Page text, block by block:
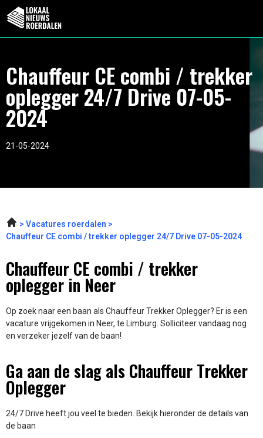
Chauffeur CE combi / trekker
oplegger 24/7 Drive 07-05-
2024
21-05-2024
Vacatures roerdalen
Chauffeur CE combi / trekker oplegger 24/7 Drive 07-05-2024
Chauffeur CE combi / trekker
oplegger in Neer
Op zoek naar een baan als Chauffeur Trekker Oplegger? Er is een
vacature vrijgekomen in Neer, te Limburg. Solliciteer vandaag nog
en verzeker jezelf van de baan!
Ga aan de slag als Chauffeur Trekker
Oplegger
24/7 Drive heeft jou veel te bieden. Bekijk hieronder de details van
de baan